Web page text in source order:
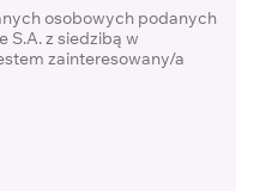
osobowych podanych
S.A. z siedzibą w
zainteresowany/a